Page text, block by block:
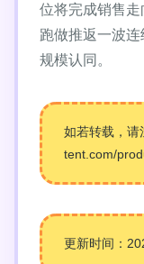
位将完成销售
跑做推返一波
规模认同。
如若转载，请
tent.com/
更新时间：